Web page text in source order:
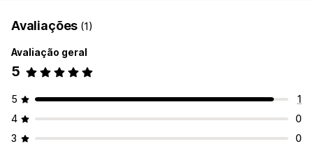
Avaliações (1)
Avaliação geral
5
5
1
4
0
3
0